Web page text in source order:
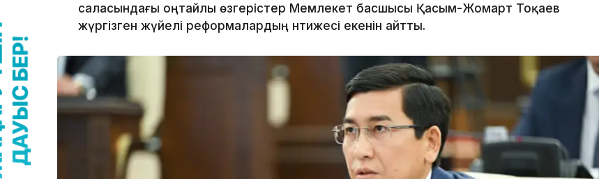
саласындағы оңтайлы өзгерістер Мемлекет басшысы Қасым-Жомарт Тоқаев
жүргізген жүйелі реформалардың нәтижесі екенін айтты.